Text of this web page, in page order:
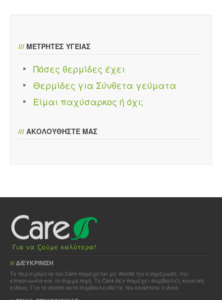
/// ΜΕΤΡΗΤΕΣ ΥΓΕΙΑΣ
Πόσες θερμίδες έχει
Θερμίδες για Σύνθετα γεύματα
Είμαι παχύσαρκος ή όχι;
/// ΑΚΟΛΟΥΘΗΣΤΕ ΜΑΣ
/// ΔΙΕΥΚΡΙΝΙΣΗ
Το περιεχόμενο του Care παρέχεται με σκοπό την ενημέρωση, την
επικοινωνία και τη συμμετοχή. Το Care δεν παρέχει συμβουλές κανενός
είδους. Για το σκοπό αυτό συμβουλευθείτε τον εκάστοτε ειδικό.